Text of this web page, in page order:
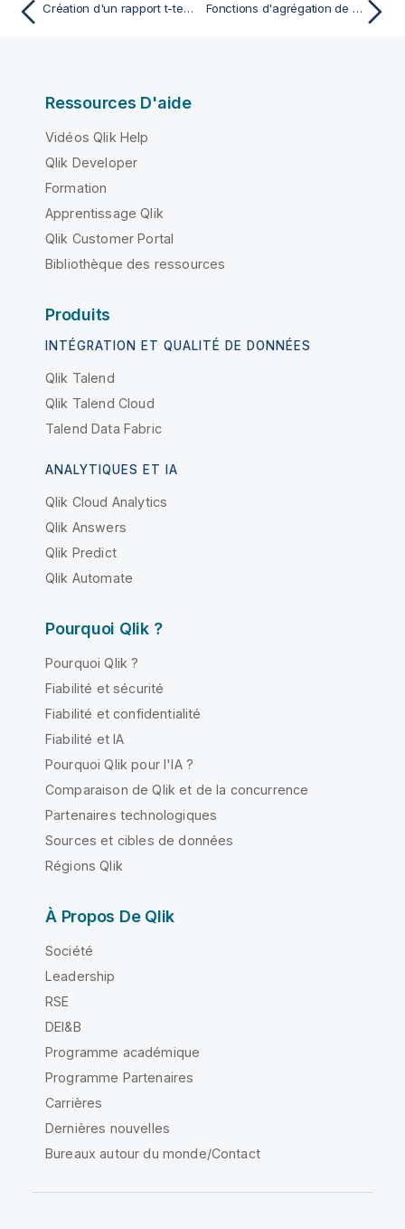
Création d'un rapport t-test type Fonctions d'agrégation de chaînes
Ressources D'aide
Vidéos Qlik Help
Qlik Developer
Formation
Apprentissage Qlik
Qlik Customer Portal
Bibliothèque des ressources
Produits
INTÉGRATION ET QUALITÉ DE DONNÉES
Qlik Talend
Qlik Talend Cloud
Talend Data Fabric
ANALYTIQUES ET IA
Qlik Cloud Analytics
Qlik Answers
Qlik Predict
Qlik Automate
Pourquoi Qlik ?
Pourquoi Qlik ?
Fiabilité et sécurité
Fiabilité et confidentialité
Fiabilité et IA
Pourquoi Qlik pour l'IA ?
Comparaison de Qlik et de la concurrence
Partenaires technologiques
Sources et cibles de données
Régions Qlik
À Propos De Qlik
Société
Leadership
RSE
DEI&B
Programme académique
Programme Partenaires
Carrières
Dernières nouvelles
Bureaux autour du monde/Contact